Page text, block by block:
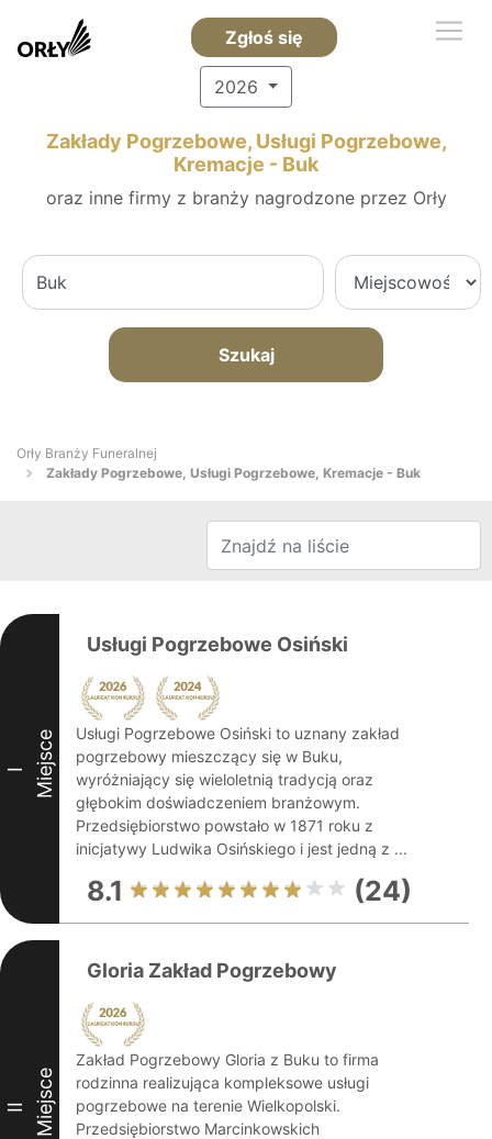
Zgłoś się
2026
Zakłady Pogrzebowe, Usługi Pogrzebowe,
Kremacje - Buk
oraz inne firmy z branży nagrodzone przez Orły
Szukaj
Orły Branży Funeralnej
Zakłady Pogrzebowe, Usługi Pogrzebowe, Kremacje - Buk
I Miejsce
Usługi Pogrzebowe Osiński
Usługi Pogrzebowe Osiński to uznany zakład
pogrzebowy mieszczący się w Buku,
wyróżniający się wieloletnią tradycją oraz
głębokim doświadczeniem branżowym.
Przedsiębiorstwo powstało w 1871 roku z
inicjatywy Ludwika Osińskiego i jest jedną z ...
8.1 (24)
II Miejsce
Gloria Zakład Pogrzebowy
Zakład Pogrzebowy Gloria z Buku to firma
rodzinna realizująca kompleksowe usługi
pogrzebowe na terenie Wielkopolski.
Przedsiębiorstwo Marcinkowskich